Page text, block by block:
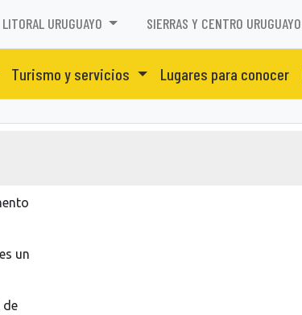
LITORAL URUGUAYO SIERRAS Y CENTRO URUGUAYO
Turismo y servicios Lugares para conocer
un
de